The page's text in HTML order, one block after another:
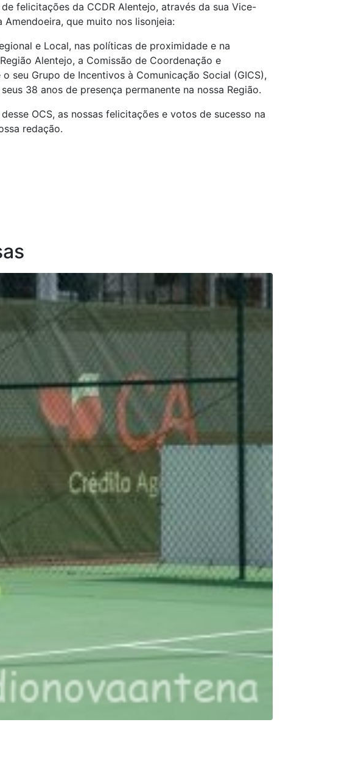
felicitações da CCDR Alentejo, através da sua Vice-
Amendoeira, que muito nos lisonjeia:
e Local, nas políticas de proximidade e na
Alentejo, a Comissão de Coordenação e
seu Grupo de Incentivos à Comunicação Social (GICS),
38 anos de presença permanente na nossa Região.
OCS, as nossas felicitações e votos de sucesso na
redação.